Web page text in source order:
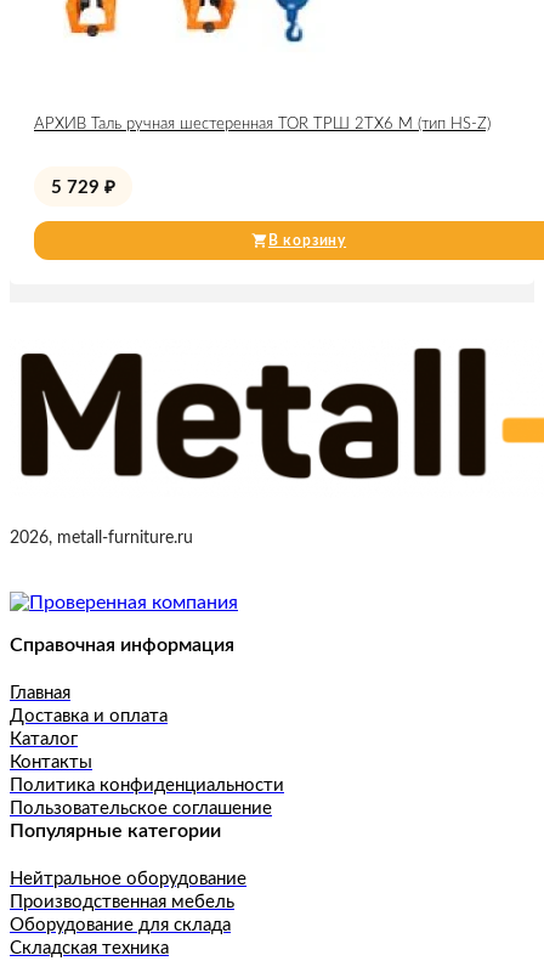
АРХИВ Таль ручная шестеренная TOR ТРШ 2ТХ6 М (тип HS-Z)
5 729 ₽
В корзину
2026, metall-furniture.ru
Справочная информация
Главная
Доставка и оплата
Каталог
Контакты
Политика конфиденциальности
Пользовательское соглашение
Популярные категории
Нейтральное оборудование
Производственная мебель
Оборудование для склада
Складская техника